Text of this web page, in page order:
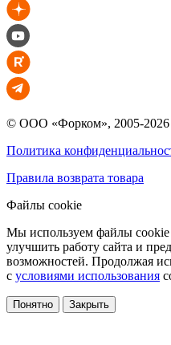
© ООО «Форком», 2005-2026
Политика
Правила возврата товара
Файлы cookie
Мы используем файлы
улучшить работу сайта и
возможностей. Продолжая
с условиями использования
Понятно Закрыть